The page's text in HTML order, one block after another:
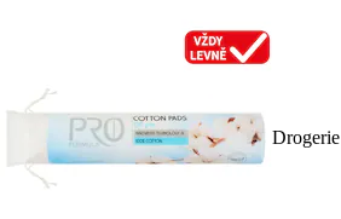
Drogerie